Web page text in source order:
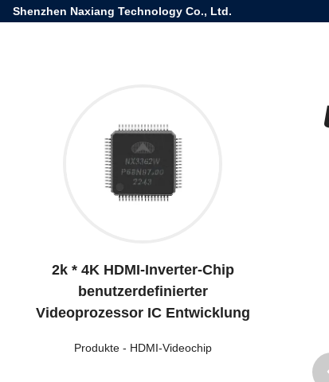
Shenzhen Naxiang Technology Co., Ltd.
2k * 4K HDMI-Inverter-Chip
benutzerdefinierter
Videoprozessor IC Entwicklung
Produkte- HDMI-Videochip